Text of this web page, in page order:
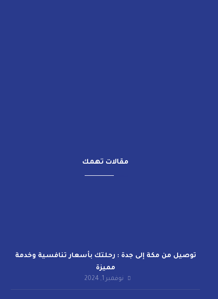
مقالات تهمك
توصيل من مكة إلى جدة : رحلتك بأسعار تنافسية وخدمة
مميزة
نوفمبر 1, 2024